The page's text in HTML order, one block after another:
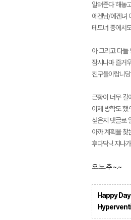
알려준다 해놓
에겐남/에겐녀
테토녀 중에서
아 그리고 다들
잠시나마 즐거
친구들이랍니
근황이 너무 길
이제 방학도 했
싶은지 댓글로
아까 계획을 찾
후다닥~! 지나
오.노.추 ~.~
Happy Day